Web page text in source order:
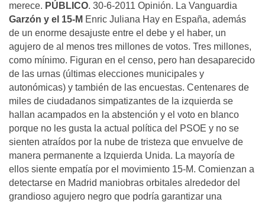
merece. PÚBLICO. 30-6-2011 Opinión. La Vanguardia
Garzón y el 15-M Enric Juliana Hay en España, además
de un enorme desajuste entre el debe y el haber, un
agujero de al menos tres millones de votos. Tres millones,
como mínimo. Figuran en el censo, pero han desaparecido
de las urnas (últimas elecciones municipales y
autonómicas) y también de las encuestas. Centenares de
miles de ciudadanos simpatizantes de la izquierda se
hallan acampados en la abstención y el voto en blanco
porque no les gusta la actual política del PSOE y no se
sienten atraídos por la nube de tristeza que envuelve de
manera permanente a Izquierda Unida. La mayoría de
ellos siente empatía por el movimiento 15-M. Comienzan a
detectarse en Madrid maniobras orbitales alrededor del
grandioso agujero negro que podría garantizar una